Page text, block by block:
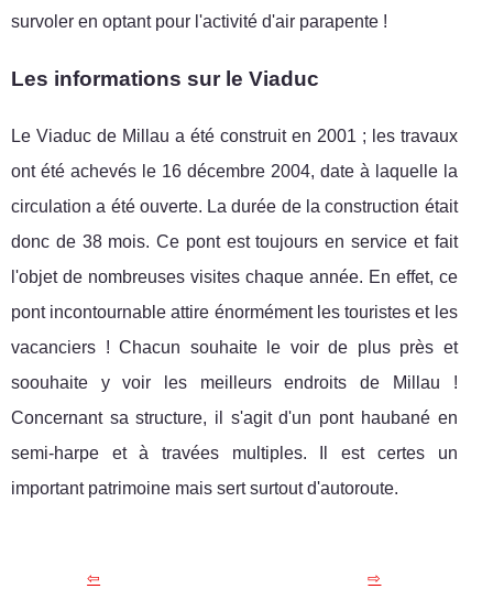
survoler en optant pour l'activité d'air parapente !
Les informations sur le Viaduc
Le Viaduc de Millau a été construit en 2001 ; les travaux
ont été achevés le 16 décembre 2004, date à laquelle la
circulation a été ouverte. La durée de la construction était
donc de 38 mois. Ce pont est toujours en service et fait
l'objet de nombreuses visites chaque année. En effet, ce
pont incontournable attire énormément les touristes et les
vacanciers ! Chacun souhaite le voir de plus près et
soouhaite y voir les meilleurs endroits de Millau !
Concernant sa structure, il s'agit d'un pont haubané en
semi-harpe et à travées multiples. Il est certes un
important patrimoine mais sert surtout d'autoroute.